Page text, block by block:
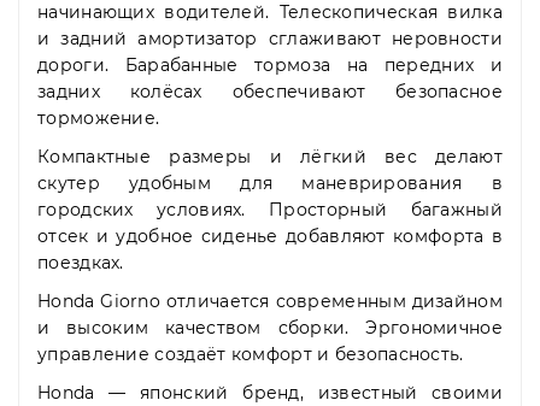
начинающих водителей. Телескопическая вилка
и задний амортизатор сглаживают неровности
дороги. Барабанные тормоза на передних и
задних колёсах обеспечивают безопасное
торможение.
Компактные размеры и лёгкий вес делают
скутер удобным для маневрирования в
городских условиях. Просторный багажный
отсек и удобное сиденье добавляют комфорта в
поездках.
Honda Giorno отличается современным дизайном
и высоким качеством сборки. Эргономичное
управление создаёт комфорт и безопасность.
Honda — японский бренд, известный своими